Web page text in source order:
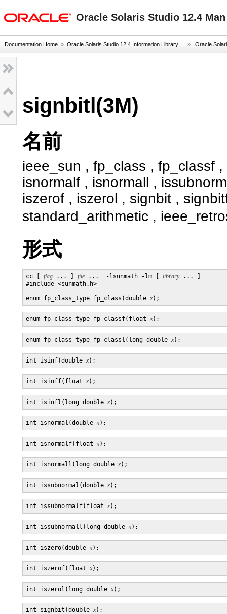
Oracle Solaris Studio 12.4
Documentation Home » Oracle Solaris Studio 12.4 Information Library ... » Oracle
signbitl(3M)
名前
ieee_sun , fp_class , fp_classf
isnormalf , isnormall ,
iszerof , iszerol , signbit ,
standard_arithmetic ,
形式
cc [ flag ... ] file ...  -lsunmath -lm [ library ... ]
#include <sunmath.h>
enum fp_class_type fp_class(double x
enum fp_class_type fp_classf(float x
enum fp_class_type fp_classl(long double x
int isinf(double x
int isinff(float x
int isinfl(long double x
int isnormal(double x
int isnormalf(float x
int isnormall(long double x
int issubnormal(double x
int issubnormalf(float x
int issubnormall(long double x
int iszero(double x
int iszerof(float x
int iszerol(long double x
int signbit(double x